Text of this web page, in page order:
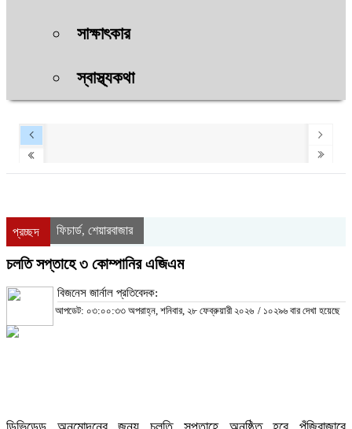
সাক্ষাৎকার
স্বাস্থ্যকথা
প্রচ্ছদ ফিচার্ড, শেয়ারবাজার
চলতি সপ্তাহে ৩ কোম্পানির এজিএম
বিজনেস জার্নাল প্রতিবেদক:
আপডেট: ০৩:০০:৩৩ অপরাহ্ন, শনিবার, ২৮ ফেব্রুয়ারী ২০২৬ / ১০২৯৬ বার দেখা হয়েছে